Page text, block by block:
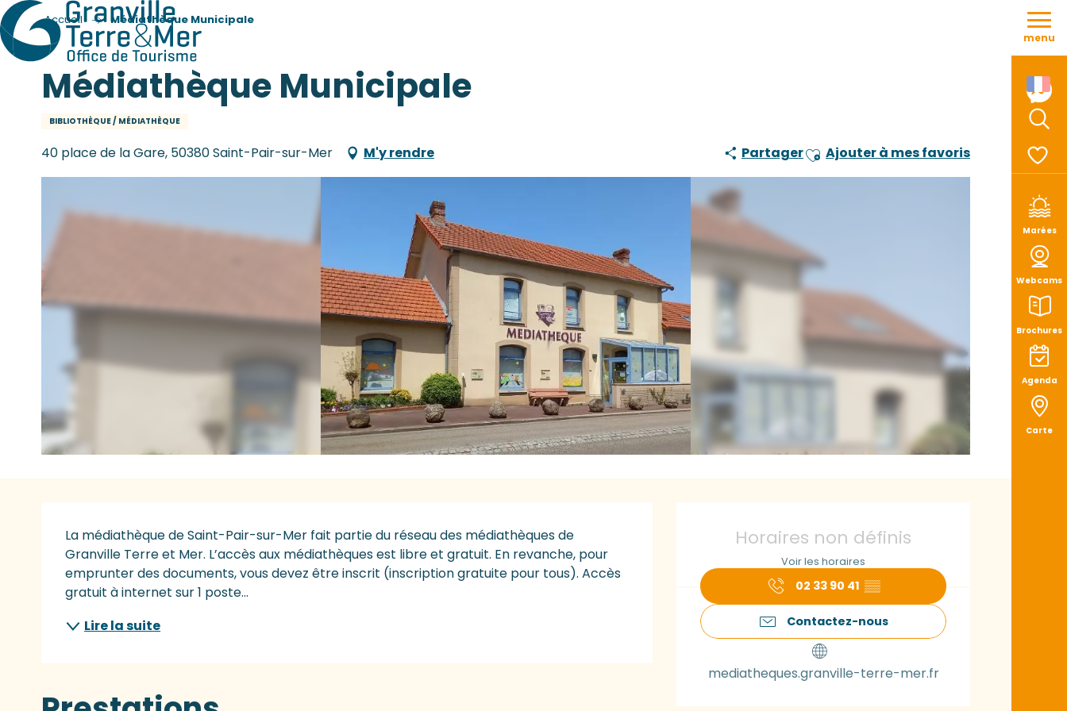
Aller
contenu
Marées
Webcams
Brochures
Agenda
Carte
menu
Accueil Médiathèque Municipale
Médiathèque Municipale
BIBLIOTHÈQUE / MÉDIATHÈQUE
40 place de la Gare, 50380 Saint-Pair-sur-Mer M'y rendre PartagerAjouter aux favoris
Ajouter à mes favoris
Ouverture et
Horaires non définis
Voir les horaires
02 33 90 41 ▒▒
Contactez-nous
mediatheques.granville-terre-mer.fr
Description
La médiathèque de Saint-Pair-sur-Mer fait partie du réseau des médiathèques de
Granville Terre et Mer. L’accès aux médiathèques est libre et gratuit. En revanche, pour
emprunter des documents, vous devez être inscrit (inscription gratuite pour tous). Accès
gratuit à internet sur 1 poste...
Lire la suite